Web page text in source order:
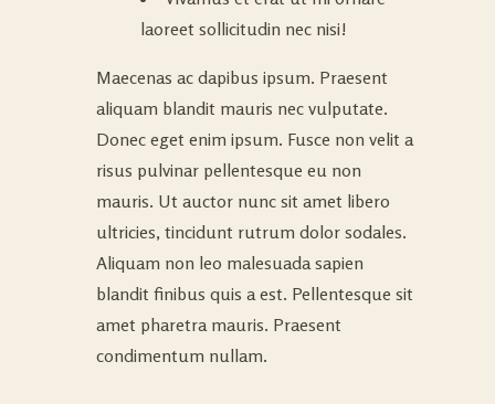
laoreet sollicitudin nec nisi!
Maecenas ac dapibus ipsum. Praesent
aliquam blandit mauris nec vulputate.
Donec eget enim ipsum. Fusce non velit a
risus pulvinar pellentesque eu non
mauris. Ut auctor nunc sit amet libero
ultricies, tincidunt rutrum dolor sodales.
Aliquam non leo malesuada sapien
blandit finibus quis a est. Pellentesque sit
amet pharetra mauris. Praesent
condimentum nullam.